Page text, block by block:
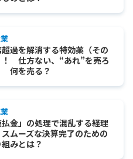
過を解消する特効薬（その
！ 仕方ない、“あれ”を売ろ
何を売る？
払金」の処理で混乱する経理
ムーズな決算完了のための
みとは？